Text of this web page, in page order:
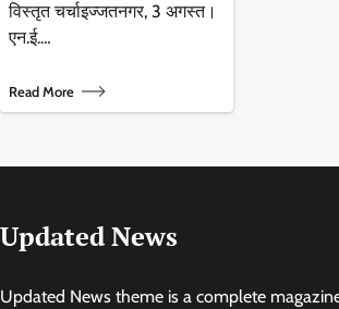
विस्तृत चर्चाइज्जतनगर, 3 अगस्त।
एन.ई.…
Read More
Updated News
Updated News theme is a complete